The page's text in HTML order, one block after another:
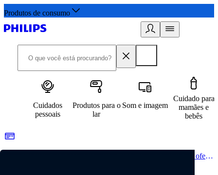
Produtos de consumo
Cuidados
pessoais
Produtos para o
lar
Som e imagem
Cuidado para
mamães e
bebês
Um estilo de vida saudável começa aqui. Cadastre-se e receba ofertas exclusivas.